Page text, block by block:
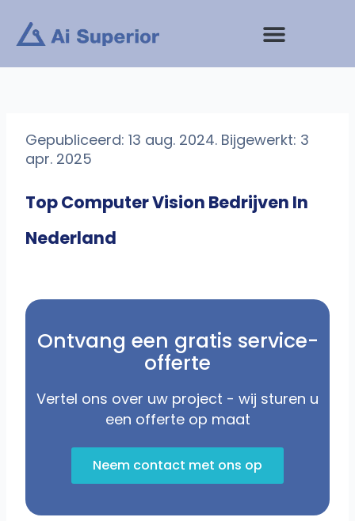
inhoud
Gepubliceerd: 13 aug. 2024. Bijgewerkt: 3
apr. 2025
Top Computer Vision Bedrijven In
Nederland
Ontvang een gratis service-
offerte
Vertel ons over uw project - wij sturen u
een offerte op maat
Neem contact met ons op